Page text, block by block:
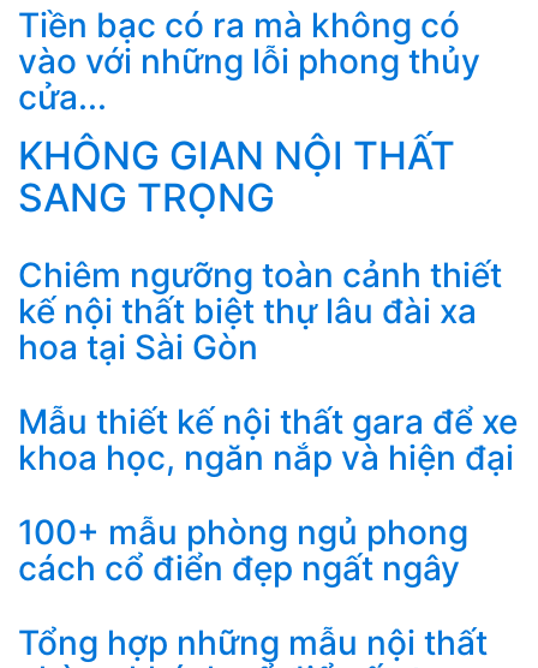
Tiền bạc có ra mà không có
vào với những lỗi phong thủy
cửa...
KHÔNG GIAN NỘI THẤT
SANG TRỌNG
Chiêm ngưỡng toàn cảnh thiết
kế nội thất biệt thự lâu đài xa
hoa tại Sài Gòn
Mẫu thiết kế nội thất gara để xe
khoa học, ngăn nắp và hiện đại
100+ mẫu phòng ngủ phong
cách cổ điển đẹp ngất ngây
Tổng hợp những mẫu nội thất